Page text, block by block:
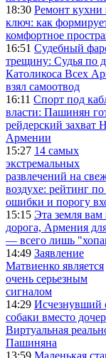
18:30 Ремонт кухни
ключ: как
комфортное
16:51 Судебный
трещину: Судья по
Католикоса Всех
взял самоотвод
16:11 Спорт под
власти: Пашинян
рейдерский захват
Армении
15:27 14 самых
экстремальных
развлечений на
воздухе: рейтинг
ошибки и порогу
15:15 Эта земля вам
дорога, Армения
— всего лишь
14:49 Заявление
Матвиенко является
очень серьезным
сигналом
14:29 Исчезнувший
собаки вместо
Виртуальная
Пашиняна
13:59 Маленькая